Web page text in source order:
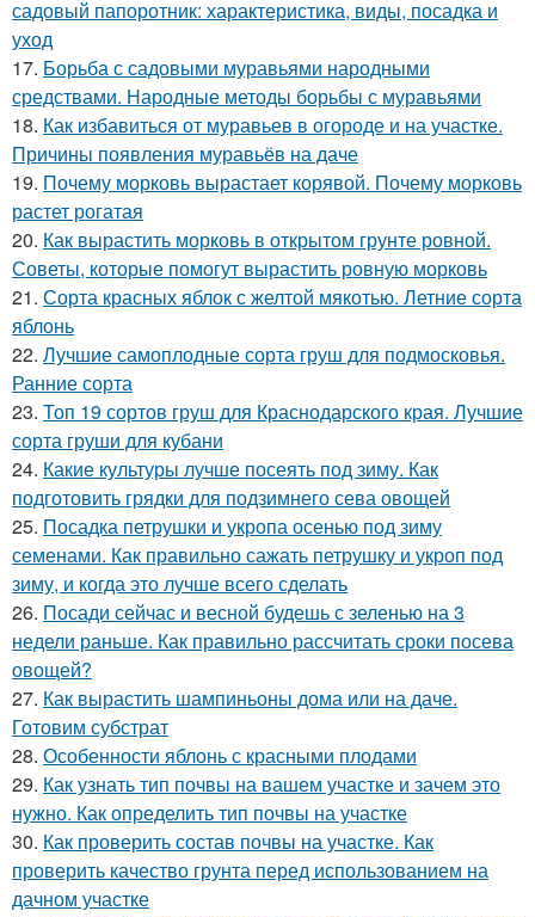
садовый папоротник: характеристика, виды, посадка и
уход
17. Борьба с садовыми муравьями народными
средствами. Народные методы борьбы с муравьями
18. Как избавиться от муравьев в огороде и на участке.
Причины появления муравьёв на даче
19. Почему морковь вырастает корявой. Почему морковь
растет рогатая
20. Как вырастить морковь в открытом грунте ровной.
Советы, которые помогут вырастить ровную морковь
21. Сорта красных яблок с желтой мякотью. Летние сорта
яблонь
22. Лучшие самоплодные сорта груш для подмосковья.
Ранние сорта
23. Топ 19 сортов груш для Краснодарского края. Лучшие
сорта груши для кубани
24. Какие культуры лучше посеять под зиму. Как
подготовить грядки для подзимнего сева овощей
25. Посадка петрушки и укропа осенью под зиму
семенами. Как правильно сажать петрушку и укроп под
зиму, и когда это лучше всего сделать
26. Посади сейчас и весной будешь с зеленью на 3
недели раньше. Как правильно рассчитать сроки посева
овощей?
27. Как вырастить шампиньоны дома или на даче.
Готовим субстрат
28. Особенности яблонь с красными плодами
29. Как узнать тип почвы на вашем участке и зачем это
нужно. Как определить тип почвы на участке
30. Как проверить состав почвы на участке. Как
проверить качество грунта перед использованием на
дачном участке